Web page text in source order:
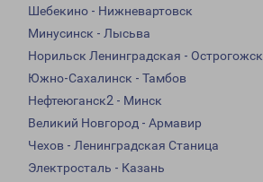
Шебекино - Нижневартовск
Минусинск - Лысьва
Норильск Ленинградская - Острогожск
Южно-Сахалинск - Тамбов
Нефтеюганск2 - Минск
Великий Новгород - Армавир
Чехов - Ленинградская Станица
Электросталь - Казань